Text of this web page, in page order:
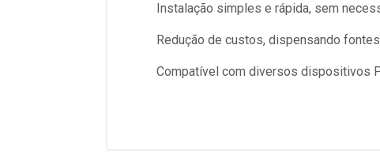
Instalação simples e rápida, sem
Redução de custos, dispensando
Compatível com diversos dispositivos